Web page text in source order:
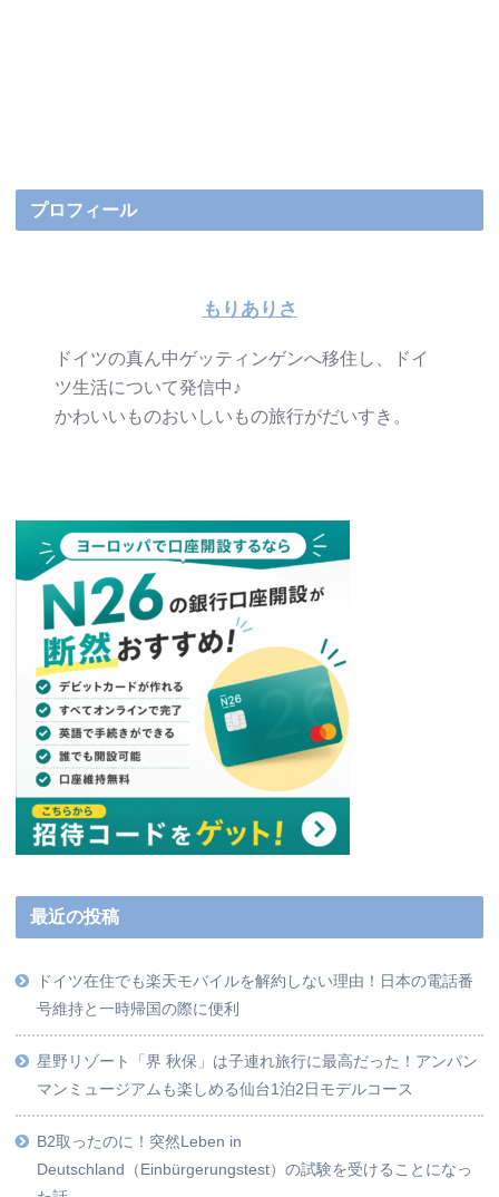
プロフィール
もりありさ
ドイツの真ん中ゲッティンゲンへ移住し、ドイ
ツ生活について発信中♪
かわいいものおいしいもの旅行がだいすき。
最近の投稿
ドイツ在住でも楽天モバイルを解約しない理由！日本の電話番
号維持と一時帰国の際に便利
星野リゾート「界 秋保」は子連れ旅行に最高だった！アンパン
マンミュージアムも楽しめる仙台1泊2日モデルコース
B2取ったのに！突然Leben in
Deutschland（Einbürgerungstest）の試験を受けることになっ